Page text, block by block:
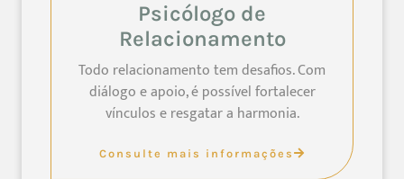
Psicólogo de
Relacionamento
Todo relacionamento tem desafios. Com
diálogo e apoio, é possível fortalecer
vínculos e resgatar a harmonia.
Consulte mais informações